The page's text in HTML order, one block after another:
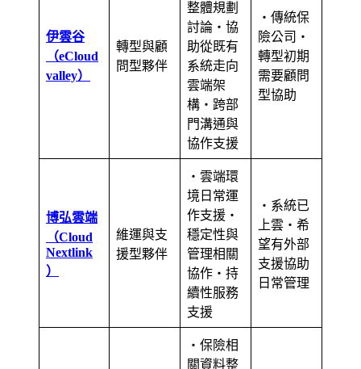
伊雲谷
（eCloud
valley）
轉型與顧
問型夥伴
整體規劃
討論・協
助從既有
系統走向
雲端架
構・跨部
門溝通與
協作支援
・傳統保
險公司・
轉型初期
需要顧問
型協助
博弘雲端
（Cloud
Nextlink
）
維運與支
援型夥伴
・雲端環
境日常運
作支援・
穩定性與
管理相關
協作・持
續性服務
支援
・系統已
上雲・希
望有外部
支援協助
日常管理
・保險相
關資料整